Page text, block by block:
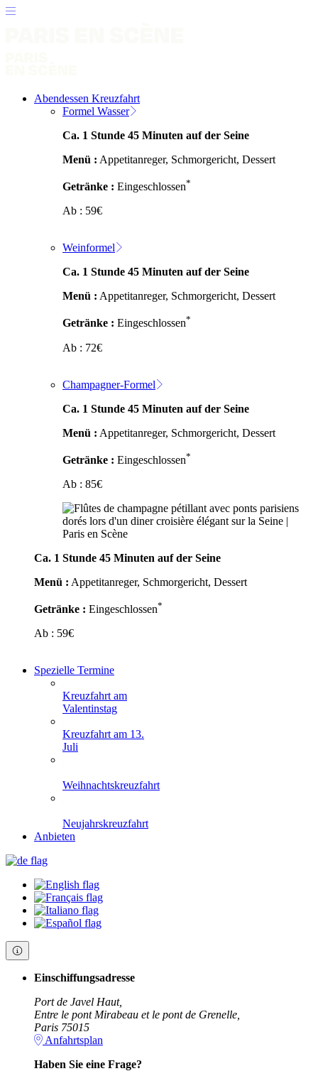
Abendessen Kreuzfahrt
Formel Wasser
Ca. 1 Stunde 45 Minuten auf der Seine
Menü : Appetitanreger, Schmorgericht, Dessert
Getränke : Eingeschlossen*
Ab : 59€
Weinformel
Ca. 1 Stunde 45 Minuten auf der Seine
Menü : Appetitanreger, Schmorgericht, Dessert
Getränke : Eingeschlossen*
Ab : 72€
Champagner-Formel
Ca. 1 Stunde 45 Minuten auf der Seine
Menü : Appetitanreger, Schmorgericht, Dessert
Getränke : Eingeschlossen*
Ab : 85€
Ca. 1 Stunde 45 Minuten auf der Seine
Menü : Appetitanreger, Schmorgericht, Dessert
Getränke : Eingeschlossen*
Ab : 59€
Spezielle Termine
Kreuzfahrt am
Valentinstag
Kreuzfahrt am 13.
Juli
Weihnachtskreuzfahrt
Neujahrskreuzfahrt
Anbieten
Einschiffungsadresse
Port de Javel Haut,
Entre le pont Mirabeau et le pont de Grenelle,
Paris 75015
Anfahrtsplan
Haben Sie eine Frage?